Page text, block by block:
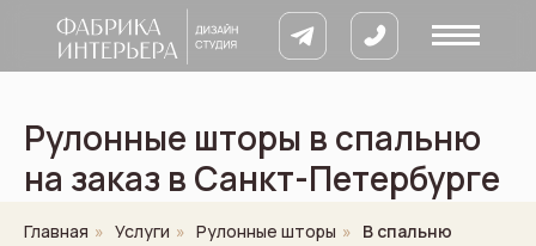
Рулонные шторы в спальню
на заказ в Санкт-Петербурге
Главная » Услуги » Рулонные шторы » В спальню